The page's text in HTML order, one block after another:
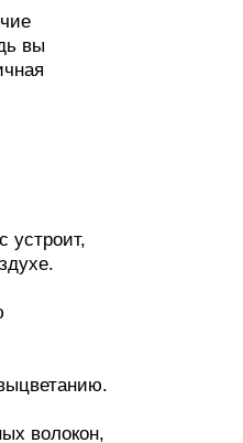
вы
устроит,
волокон,